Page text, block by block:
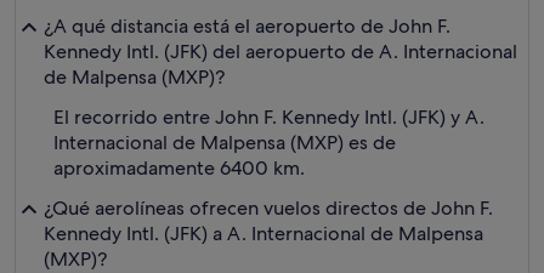
¿A qué distancia está el aeropuerto de John F.
Kennedy Intl. (JFK) del aeropuerto de A. Internacional
de Malpensa (MXP)?
El recorrido entre John F. Kennedy Intl. (JFK) y A.
Internacional de Malpensa (MXP) es de
aproximadamente 6400 km.
¿Qué aerolíneas ofrecen vuelos directos de John F.
Kennedy Intl. (JFK) a A. Internacional de Malpensa
(MXP)?